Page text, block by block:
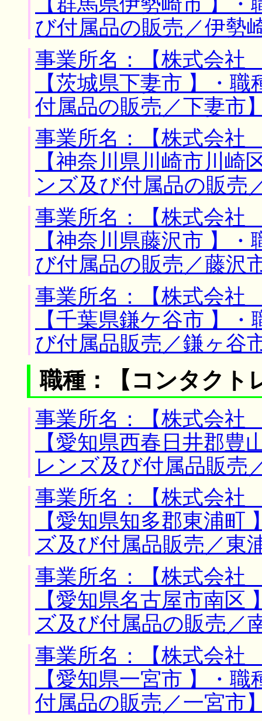
び付属品の販売／伊勢
事業所名：【株式会
【茨城県下妻市 】・
付属品の販売／下妻市
事業所名：【株式会
【神奈川県川崎市川
ンズ及び付属品の販売
事業所名：【株式会
【神奈川県藤沢市 】
び付属品の販売／藤沢
事業所名：【株式会
【千葉県鎌ケ谷市 】
び付属品販売／鎌ヶ谷
職種：【コンタクト
事業所名：【株式会
【愛知県西春日井郡
レンズ及び付属品販売
事業所名：【株式会
【愛知県知多郡東浦
ズ及び付属品販売／東
事業所名：【株式会
【愛知県名古屋市南
ズ及び付属品の販売／
事業所名：【株式会
【愛知県一宮市 】・
付属品の販売／一宮市